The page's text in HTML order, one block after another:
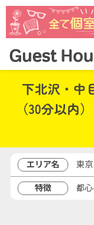
下北沢・中
（30分以内
エリア名
東
特徴
都